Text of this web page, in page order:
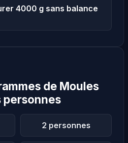
4000 g sans balance
de Moules
personnes
2 personnes